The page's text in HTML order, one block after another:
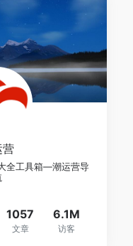
营
全工具箱—潮运营导
1057
文章
6.1M
访客